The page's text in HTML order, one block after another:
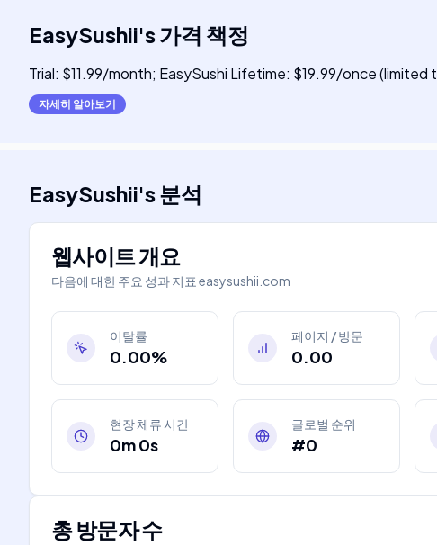
EasySushii's가격 책정
Trial: $11.99/month; EasySushi Lifetime: $19.99/once
자세히 알아보기
EasySushii's분석
웹사이트 개요
다음에 대한 주요 성과 지표 easysushii.com
이탈률
0.00%
페이지 / 방문
0.00
현장 체류 시간
0m 0s
글로벌 순위
#0
총 방문자 수